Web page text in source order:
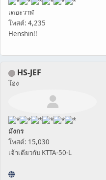
เดอะวาฬ
โพสต์: 4,235
Henshin!!
HS-JEF
โอ่ง
มังกร
โพสต์: 15,030
เจ้าเดียวกับ KTTA-50-L